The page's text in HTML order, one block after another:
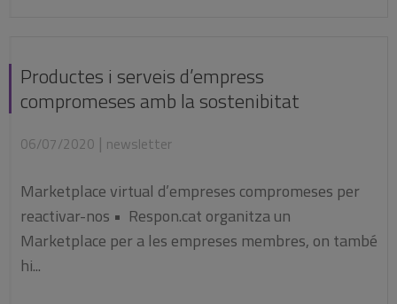
Productes i serveis d’empress
compromeses amb la sostenibitat
06/07/2020 | newsletter
Marketplace virtual d’empreses compromeses per
reactivar-nos • Respon.cat organitza un
Marketplace per a les empreses membres, on també
hi...